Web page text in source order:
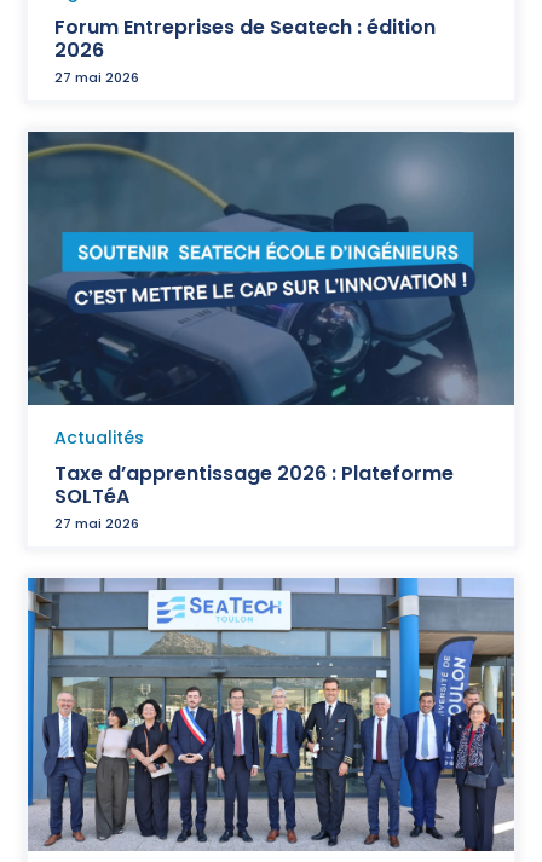
Forum Entreprises de Seatech : édition
2026
27 mai 2026
Actualités
Taxe d’apprentissage 2026 : Plateforme
SOLTéA
27 mai 2026